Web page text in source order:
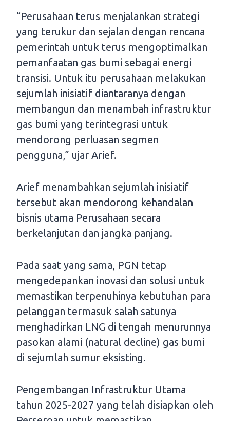
“Perusahaan terus menjalankan strategi
yang terukur dan sejalan dengan rencana
pemerintah untuk terus mengoptimalkan
pemanfaatan gas bumi sebagai energi
transisi. Untuk itu perusahaan melakukan
sejumlah inisiatif diantaranya dengan
membangun dan menambah infrastruktur
gas bumi yang terintegrasi untuk
mendorong perluasan segmen
pengguna,” ujar Arief.
Arief menambahkan sejumlah inisiatif
tersebut akan mendorong kehandalan
bisnis utama Perusahaan secara
berkelanjutan dan jangka panjang.
Pada saat yang sama, PGN tetap
mengedepankan inovasi dan solusi untuk
memastikan terpenuhinya kebutuhan para
pelanggan termasuk salah satunya
menghadirkan LNG di tengah menurunnya
pasokan alami (natural decline) gas bumi
di sejumlah sumur eksisting.
Pengembangan Infrastruktur Utama
tahun 2025-2027 yang telah disiapkan oleh